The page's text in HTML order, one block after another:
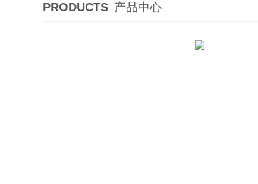
PRODUCTS 产品中心